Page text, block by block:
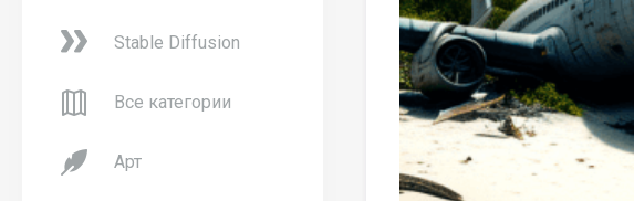
Stable Diffusion
Все категории
Арт